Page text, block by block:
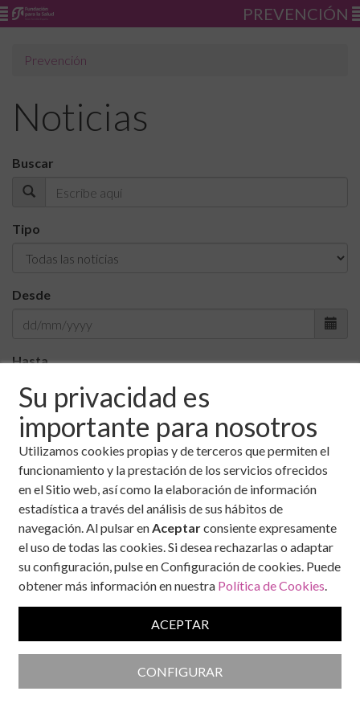
Su privacidad es
importante para nosotros
Utilizamos cookies propias y de terceros que permiten el
funcionamiento y la prestación de los servicios ofrecidos
en el Sitio web, así como la elaboración de información
estadística a través del análisis de sus hábitos de
navegación. Al pulsar enAceptarconsiente expresamente
el uso de todas las cookies. Si desea rechazarlas o adaptar
su configuración, pulse en Configuración de cookies. Puede
obtener más información en nuestra Política de Cookies.
ACEPTAR
CONFIGURAR
PREVENCIÓN
Prevención
Noticias
Buscar
Tipo
Desde
Hasta
10
feb, 2026
La Fundación para la Salud Novo
Nordisk y la Fundación RedGDPS
lanzan “Los 12 pilares”, una
estrategia pionera para
transformar el autocuidado en
enfermedades crónicas
Bajo el concepto del “Reloj de la prevención
crónica”, la iniciativa establece un ciclo
educativo de 12 meses para mejorar el
manejo de la diabetes, la obesidad y el riesgo
cardiovascular. El proyecto, liderado por el
Dr. Francisco Javier Ortega Ríos, busca
convertir la prevención en un plan de mejora